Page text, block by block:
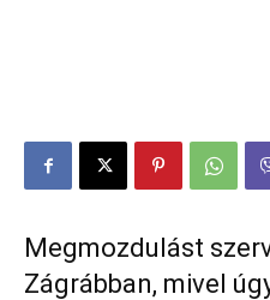
Megmozdulást
Zágrábban, mivel